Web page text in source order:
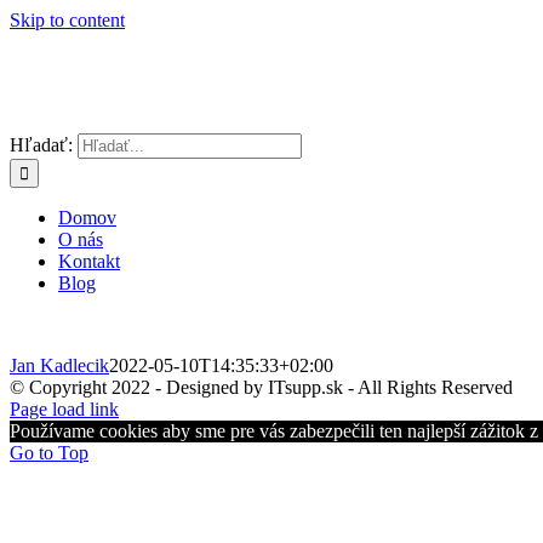
Skip to content
Hľadať:
Domov
O nás
Kontakt
Blog
Jan Kadlecik2022-05-10T14:35:33+02:00
© Copyright 2022 - Designed by ITsupp.sk - All Rights Reserved
Page load link
Používame cookies aby sme pre vás zabezpečili ten najlepší zážitok
Go to Top